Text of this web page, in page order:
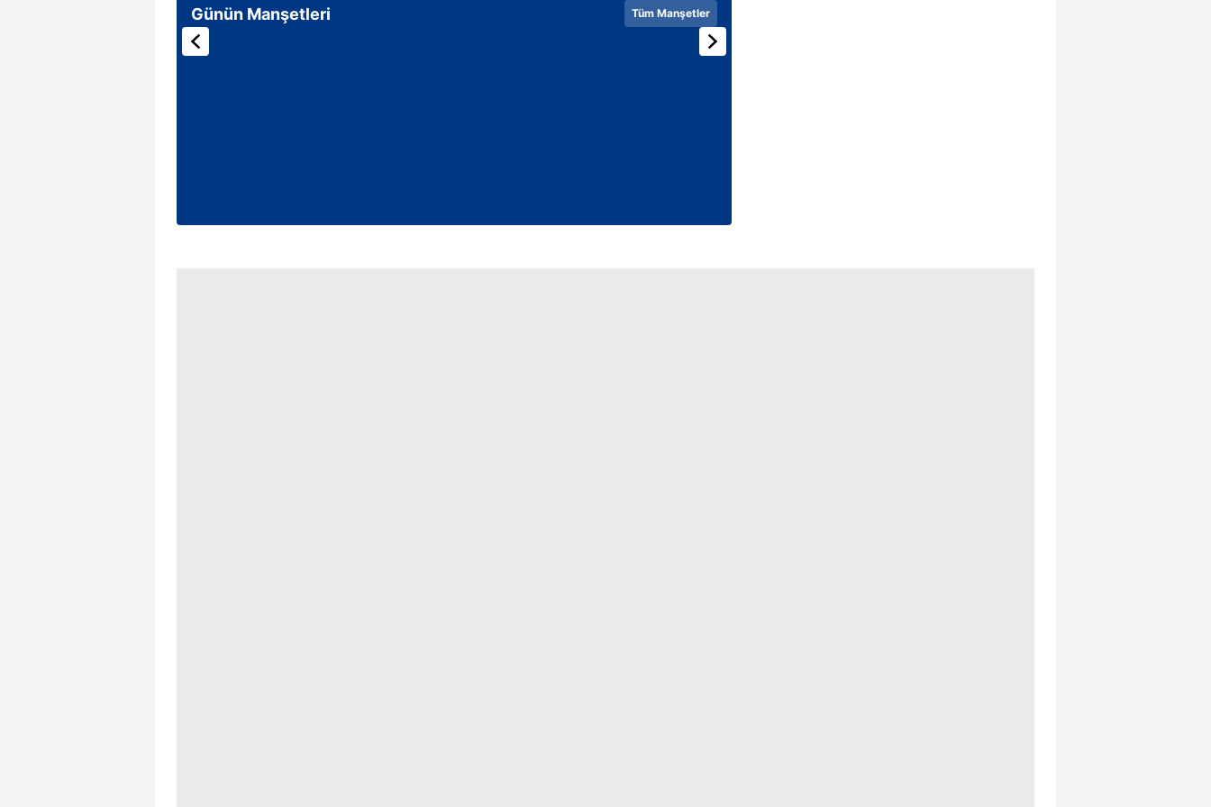
mevzuata uygun olarak kullanılan çerezlerle ilgili bilgi almak için lütfentıklayınız
Günün Manşetleri Tüm Manşetler